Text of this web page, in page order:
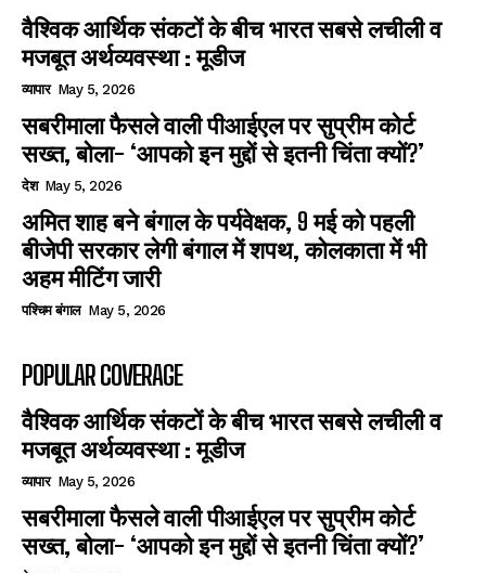
वैश्विक आर्थिक संकटों के बीच भारत सबसे लचीली व
मजबूत अर्थव्यवस्था : मूडीज
व्यापार May 5, 2026
सबरीमाला फैसले वाली पीआईएल पर सुप्रीम कोर्ट
सख्त, बोला- ‘आपको इन मुद्दों से इतनी चिंता क्यों?’
देश May 5, 2026
अमित शाह बने बंगाल के पर्यवेक्षक, 9 मई को पहली
बीजेपी सरकार लेगी बंगाल में शपथ, कोलकाता में भी
अहम मीटिंग जारी
पश्चिम बंगाल May 5, 2026
POPULAR COVERAGE
वैश्विक आर्थिक संकटों के बीच भारत सबसे लचीली व
मजबूत अर्थव्यवस्था : मूडीज
व्यापार May 5, 2026
सबरीमाला फैसले वाली पीआईएल पर सुप्रीम कोर्ट
सख्त, बोला- ‘आपको इन मुद्दों से इतनी चिंता क्यों?’